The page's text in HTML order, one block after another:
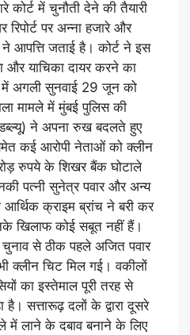
कोर्ट में चुनौती देने की तैयारी
पर अन्ना हजारे और
आपत्ति जताई है। कोर्ट ने इस
और याचिका दायर करने का
में अगली सुनवाई 29 जून को
मामले में मुंबई पुलिस की
ने अपना रुख बदलते हुए
कई आरोपी नेताओं को क्लीन
रुपये के शिखर बैंक घोटाले
पत्नी सुनेत्र पवार और अन्य
क्राइम ब्रांच ने बरी कर
खिलाफ कोई सबूत नहीं हैं।
से ठीक पहले अजित पवार
क्लीन चिट मिल गई। वकीलों
का इस्तेमाल पूरी तरह से
है। सत्तारूढ़ दलों के द्वारा दूसरे
लाने के दबाव बनाने के लिए